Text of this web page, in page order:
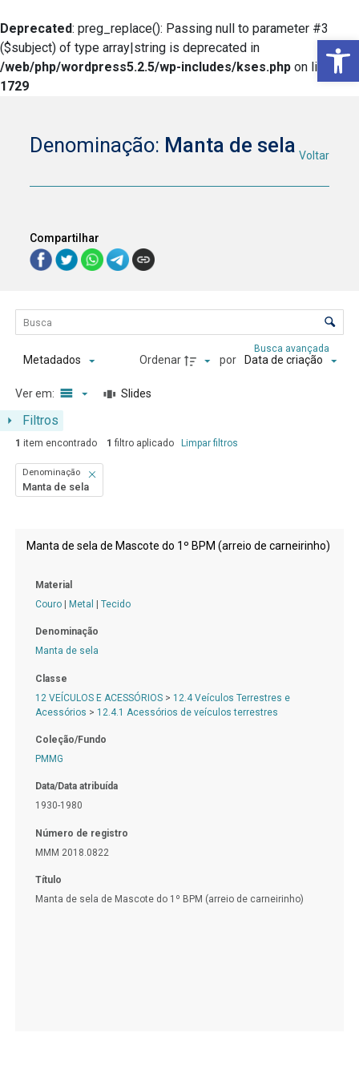
Deprecated: preg_replace(): Passing null to parameter #3
($subject) of type array|string is deprecated in
/web/php/wordpress5.2.5/wp-includes/kses.php on line
1729
Denominação: Manta de sela Voltar
Compartilhar
Lista de itens
Controle de ordenação e visualização
Filtros
Busca avançada
Metadados Ordenar por Data de criação
Ver em: Slides
1 item encontrado 1 filtro aplicado Limpar filtros
Denominação
Manta de sela
Resultados da lista de itens
Manta de sela de Mascote do 1º BPM (arreio de carneirinho)
Material
Couro| Metal | Tecido
Denominação
Manta de sela
Classe
12 VEÍCULOS E ACESSÓRIOS> 12.4 Veículos Terrestres e
Acessórios > 12.4.1 Acessórios de veículos terrestres
Coleção/Fundo
PMMG
Data/Data atribuída
1930-1980
Número de registro
MMM 2018.0822
Título
Manta de sela de Mascote do 1º BPM (arreio de carneirinho)